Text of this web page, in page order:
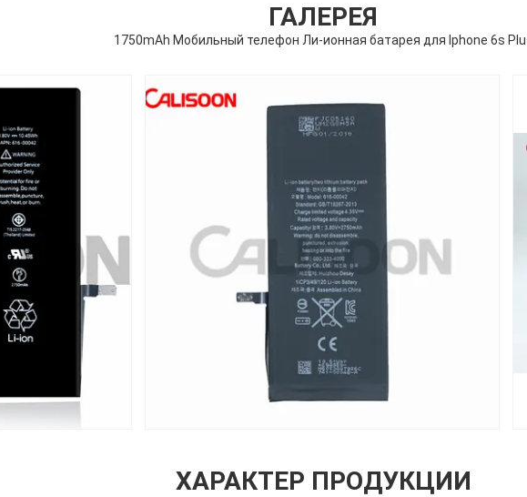
ГАЛЕРЕЯ
1750mAh Мобильный телефон Ли-ионная батарея для Iphone 6s
ХАРАКТЕР ПРОДУКЦИИ